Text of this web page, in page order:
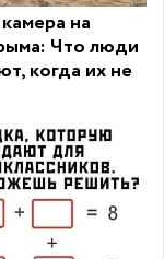
на
Что люди
когда их не